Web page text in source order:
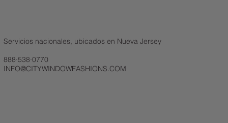
Servicios nacionales, ubicados en Nueva Jersey
888·538·0770
INFO@CITYWINDOWFASHIONS.COM